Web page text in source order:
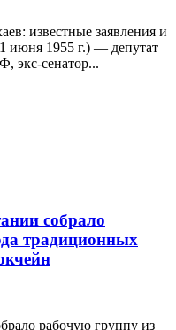
известные заявления и
июня 1955 г.) — депутат
экс-сенатор...
собрало
традиционных
рабочую группу из